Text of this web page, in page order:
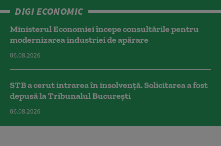
DIGI ECONOMIC
Ministerul Economiei începe consultările pentru
modernizarea industriei de apărare
06.08.2026
STB a cerut intrarea în insolvență. Solicitarea a fost
depusă la Tribunalul București
06.08.2026